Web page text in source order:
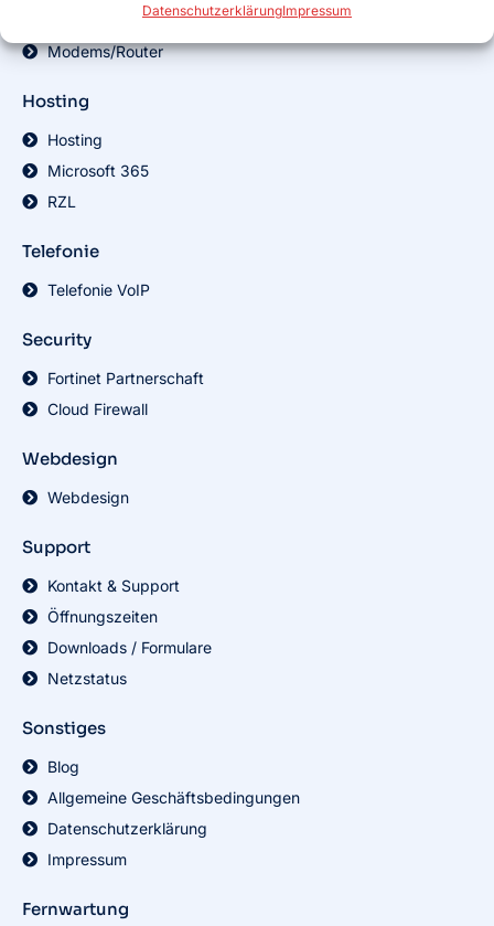
DatenschutzerklärungImpressum
Modems/Router
Hosting
Hosting
Microsoft 365
RZL
Telefonie
Telefonie VoIP
Security
Fortinet Partnerschaft
Cloud Firewall
Webdesign
Webdesign
Support
Kontakt & Support
Öffnungszeiten
Downloads / Formulare
Netzstatus
Sonstiges
Blog
Allgemeine Geschäftsbedingungen
Datenschutzerklärung
Impressum
Fernwartung